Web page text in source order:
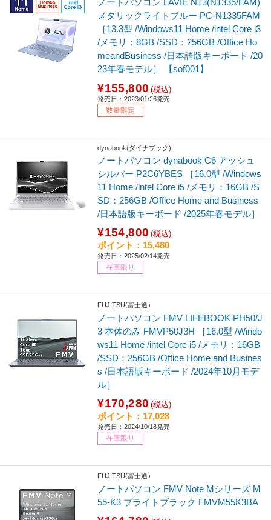
ノートパソコン LAVIE N13(N1335/FAM)
メタリックライトブルー PC-N1335FAM
［13.3型 /Windows11 Home /intel Core i3
/メモリ：8GB /SSD：256GB /Office Ho
meandBusiness /日本語版キーボード /20
23年春モデル］ 【sof001】
¥155,800 (税込)
発売日：2023/01/26発売
数量限定
dynabook(ダイナブック)
ノートパソコン dynabook C6 アッシュ
シルバー P2C6YBES ［16.0型 /Windows
11 Home /intel Core i5 /メモリ：16GB /S
SD：256GB /Office Home and Business
/日本語版キーボード /2025年春モデル］
¥154,800 (税込)
ポイント：15,480
発売日：2025/02/14発売
在庫限り
FUJITSU(富士通）
ノートパソコン FMV LIFEBOOK PH50/J
3 本体のみ FMVP50J3H ［16.0型 /Windo
ws11 Home /intel Core i5 /メモリ：16GB
/SSD：256GB /Office Home and Busines
s /日本語版キーボード /2024年10月モデ
ル］
¥170,280 (税込)
ポイント：17,028
発売日：2024/10/18発売
在庫限り
FUJITSU(富士通）
ノートパソコン FMV Note Mシリーズ M
55-K3 ブライトブラック FMVM55K3BA